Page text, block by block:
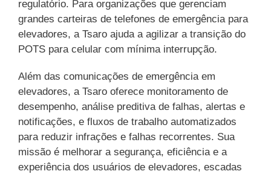
regulatório. Para organizações que gerenciam
grandes carteiras de telefones de emergência para
elevadores, a Tsaro ajuda a agilizar a transição do
POTS para celular com mínima interrupção.
Além das comunicações de emergência em
elevadores, a Tsaro oferece monitoramento de
desempenho, análise preditiva de falhas, alertas e
notificações, e fluxos de trabalho automatizados
para reduzir infrações e falhas recorrentes. Sua
missão é melhorar a segurança, eficiência e a
experiência dos usuários de elevadores, escadas